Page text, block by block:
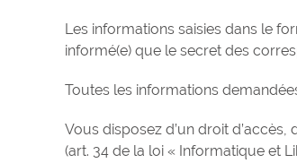
Les informations saisies dans le
informé(e) que le secret des
Toutes les informations
Vous disposez d’un droit
(art. 34 de la loi « Informatique et